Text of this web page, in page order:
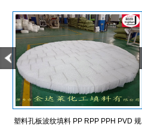
塑料孔板波纹填料 PP RPP PPH PVD 规